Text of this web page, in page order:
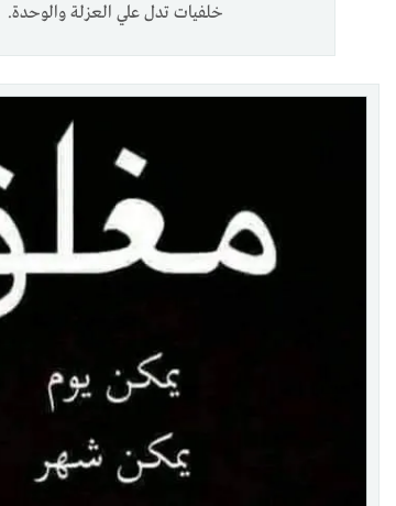
خلفيات تدل علي العزلة والوحدة.